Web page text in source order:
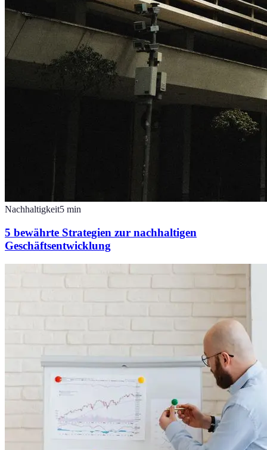
Nachhaltigkeit5 min
5 bewährte Strategien zur nachhaltigen
Geschäftsentwicklung